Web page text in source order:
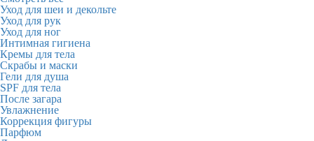
Уход для шеи и декольте
Уход для рук
Уход для ног
Интимная гигиена
Кремы для тела
Скрабы и маски
Гели для душа
SPF для тела
После загара
Увлажнение
Коррекция фигуры
Парфюм